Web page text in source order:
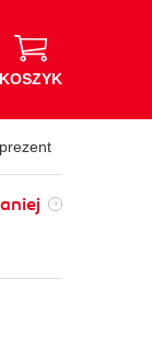
KOSZYK